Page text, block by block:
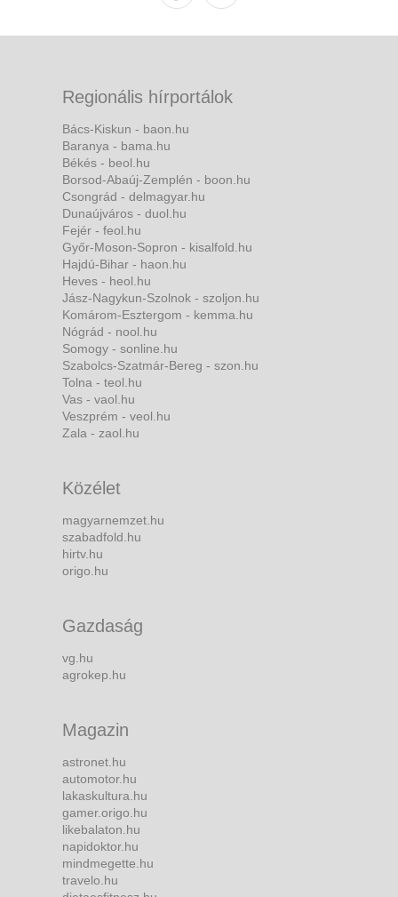
Regionális hírportálok
Bács-Kiskun - baon.hu
Baranya - bama.hu
Békés - beol.hu
Borsod-Abaúj-Zemplén - boon.hu
Csongrád - delmagyar.hu
Dunaújváros - duol.hu
Fejér - feol.hu
Győr-Moson-Sopron - kisalfold.hu
Hajdú-Bihar - haon.hu
Heves - heol.hu
Jász-Nagykun-Szolnok - szoljon.hu
Komárom-Esztergom - kemma.hu
Nógrád - nool.hu
Somogy - sonline.hu
Szabolcs-Szatmár-Bereg - szon.hu
Tolna - teol.hu
Vas - vaol.hu
Veszprém - veol.hu
Zala - zaol.hu
Közélet
magyarnemzet.hu
szabadfold.hu
hirtv.hu
origo.hu
Gazdaság
vg.hu
agrokep.hu
Magazin
astronet.hu
automotor.hu
lakaskultura.hu
gamer.origo.hu
likebalaton.hu
napidoktor.hu
mindmegette.hu
travelo.hu